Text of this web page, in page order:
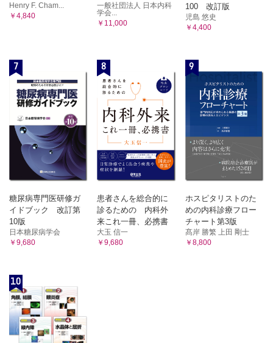
E．甲状腺
35．遊離サイロキシン（FT4），遊離トリヨードサイロキシ
ン（FT3），サイロキシン（T4），トリヨードサイロキシ
体（抗マイクロゾーム抗体を含む）
37．抗TSHレセプター抗体（TRAb），甲状腺刺激抗体
（TSAb），甲状腺刺激阻害抗体（TSBAb）
38．サイログロブリン
F．副甲状腺・骨代謝
39．副甲状腺ホルモン（whole PTH，intact PTH）
40．副甲状腺ホルモン関連蛋白（PTHrP）
41．25水酸化ビタミンD，1,25水酸化ビタミンD
42．オステオカルシン，低カルボキシル化オステオカルシン
44．骨吸収マーカー（Ⅰ型コラーゲン架橋C-テロペプチド
［CTX］，Ⅰ型コラーゲン架橋N-テロペプチド［NTX］，
デオキシピリジノリン，骨型酒石酸抵抗性酸ホスファター
ゼ［TRACP-5b］）
45．Ⅰ型コラーゲンC末端テロペプチド（1CTP）
（HVA）
48．メタネフリン（MN），ノルメタネフリン（NMN）
H．副腎皮質
49．コルチゾール
Henry F. Cham...
￥4,840
一般社団法人 日本内科
学会...
￥11,000
100 改訂版
児島 悠史
￥4,400
7
糖尿病専門医研修ガ
イドブック 改訂第
10版
日本糖尿病学会
￥9,680
8
患者さんを総合的に
診るための 内科外
来これ一冊、必携書
大玉 信一
￥9,680
9
ホスピタリストのた
めの内科診療フロー
チャート第3版
髙岸 勝繁 上田 剛士
￥8,800
10